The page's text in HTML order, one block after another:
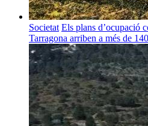
Societat Els plans d’ocupació
Tarragona arriben a més de